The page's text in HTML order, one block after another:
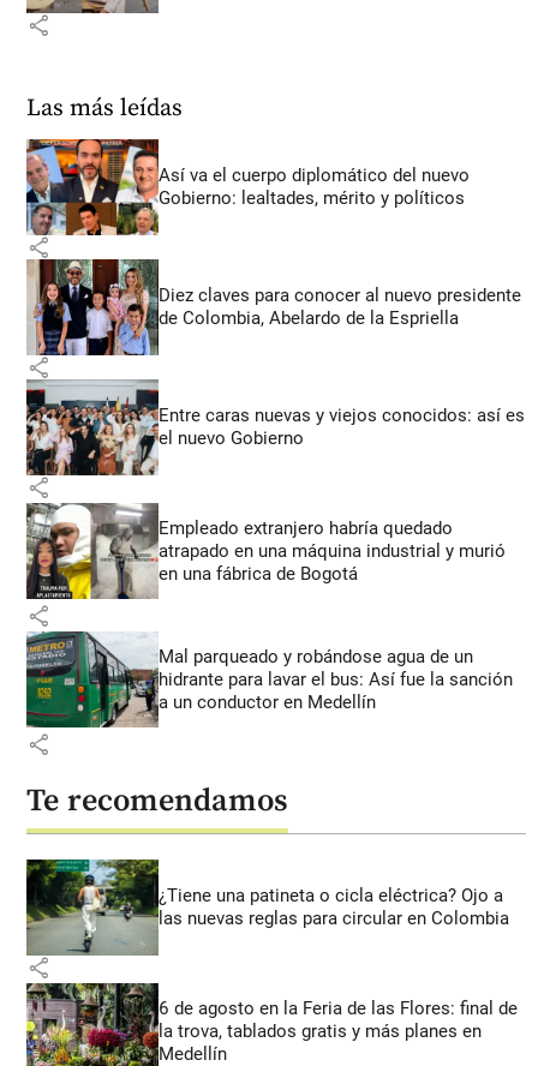
share
Las más leídas
Así va el cuerpo diplomático del nuevo
Gobierno: lealtades, mérito y políticos
share
Diez claves para conocer al nuevo presidente
de Colombia, Abelardo de la Espriella
share
Entre caras nuevas y viejos conocidos: así es
el nuevo Gobierno
share
Empleado extranjero habría quedado
atrapado en una máquina industrial y murió
en una fábrica de Bogotá
share
Mal parqueado y robándose agua de un
hidrante para lavar el bus: Así fue la sanción
a un conductor en Medellín
share
Te recomendamos
¿Tiene una patineta o cicla eléctrica? Ojo a
las nuevas reglas para circular en Colombia
share
6 de agosto en la Feria de las Flores: final de
la trova, tablados gratis y más planes en
Medellín